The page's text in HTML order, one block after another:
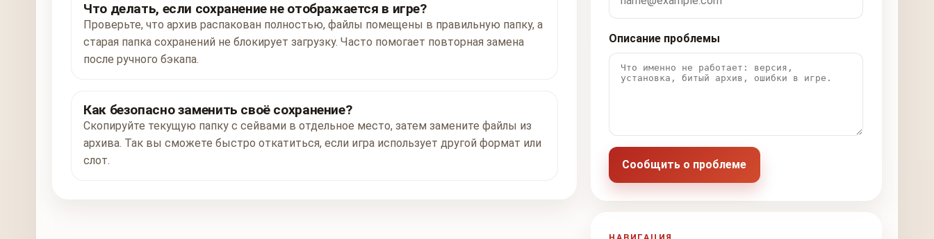
Что делать, если сохранение не отображается в игре?
Проверьте, что архив распакован полностью, файлы помещены в правильную папку, а
старая папка сохранений не блокирует загрузку. Часто помогает повторная замена
после ручного бэкапа.
Как безопасно заменить своё сохранение?
Скопируйте текущую папку с сейвами в отдельное место, затем замените файлы из
архива. Так вы сможете быстро откатиться, если игра использует другой формат или
слот.
Описание проблемы
Сообщить о проблеме